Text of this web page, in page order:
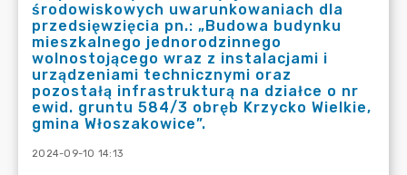
środowiskowych uwarunkowaniach dla
przedsięwzięcia pn.: „Budowa budynku
mieszkalnego jednorodzinnego
wolnostojącego wraz z instalacjami i
urządzeniami technicznymi oraz
pozostałą infrastrukturą na działce o nr
ewid. gruntu 584/3 obręb Krzycko Wielkie,
gmina Włoszakowice”.
2024-09-10 14:13